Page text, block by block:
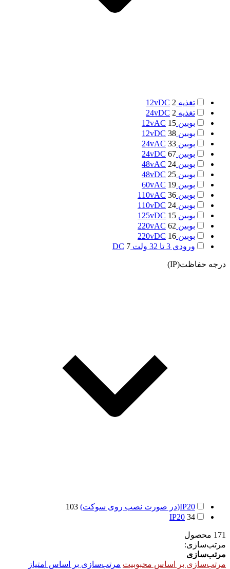
تغذیه 12vDC 2
تغذیه 24vDC 2
بوبین 12vAC 15
بوبین 12vDC 38
بوبین 24vAC 33
بوبین 24vDC 67
بوبین 48vAC 24
بوبین 48vDC 25
بوبین 60vAC 19
بوبین 110vAC 36
بوبین 110vDC 24
بوبین 125vDC 15
بوبین 220vAC 62
بوبین 220vDC 16
ورودی 3 تا 32 ولت DC
7
درجه حفاظت(IP)
IP20(در صورت نصب روی سوکت)
103
IP20 34
171 محصول
مرتب‌سازی:
مرتب‌سازی
مرتب‌سازی بر اساس محبوبیت مرتب‌سازی بر اساس امتیاز